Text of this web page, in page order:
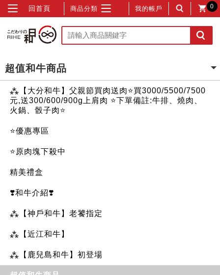
回首頁 商品分類 我的帳戶 0
超值和牛商品
⁂【大分和牛】父親節買肉送肉⭐買3000/5500/7500
元,送300/600/900g上肩肉 ⭐下單備註:牛排、燒肉、
火鍋、骰子肉⭐
⭐優惠專區
⭐原肉塊下殺中
精美禮盒
❣️和牛介紹❣️
⁂【神戶和牛】老饕指定
⁂【近江和牛】
⁂【鹿兒島和牛】初登場